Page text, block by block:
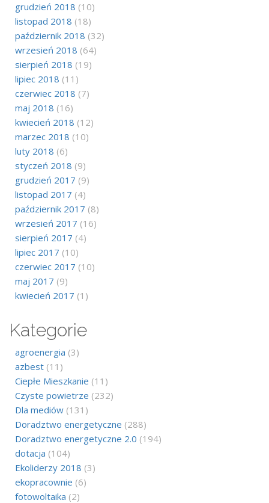
grudzień 2018 (10)
listopad 2018 (18)
październik 2018 (32)
wrzesień 2018 (64)
sierpień 2018 (19)
lipiec 2018 (11)
czerwiec 2018 (7)
maj 2018 (16)
kwiecień 2018 (12)
marzec 2018 (10)
luty 2018 (6)
styczeń 2018 (9)
grudzień 2017 (9)
listopad 2017 (4)
październik 2017 (8)
wrzesień 2017 (16)
sierpień 2017 (4)
lipiec 2017 (10)
czerwiec 2017 (10)
maj 2017 (9)
kwiecień 2017 (1)
Kategorie
agroenergia (3)
azbest (11)
Ciepłe Mieszkanie (11)
Czyste powietrze (232)
Dla mediów (131)
Doradztwo energetyczne (288)
Doradztwo energetyczne 2.0 (194)
dotacja (104)
Ekoliderzy 2018 (3)
ekopracownie (6)
fotowoltaika (2)